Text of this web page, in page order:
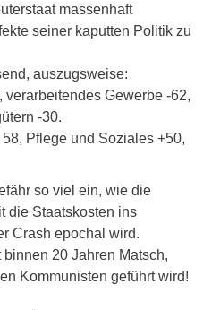
massenhaft
seiner kaputten Politik zu
auszugsweise:
verarbeitendes Gewerbe -62,
-30.
Pflege und Soziales +50,
so viel ein, wie die
die Staatskosten ins
Crash epochal wird.
20 Jahren Matsch,
Kommunisten geführt wird!